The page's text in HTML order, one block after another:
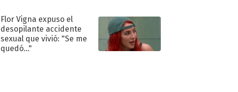
sentimental
Flor Vigna expuso el
desopilante accidente
sexual que vivió: "Se me
quedó..."